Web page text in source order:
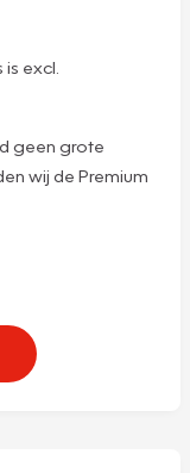
excl.
geen grote
wij de Premium